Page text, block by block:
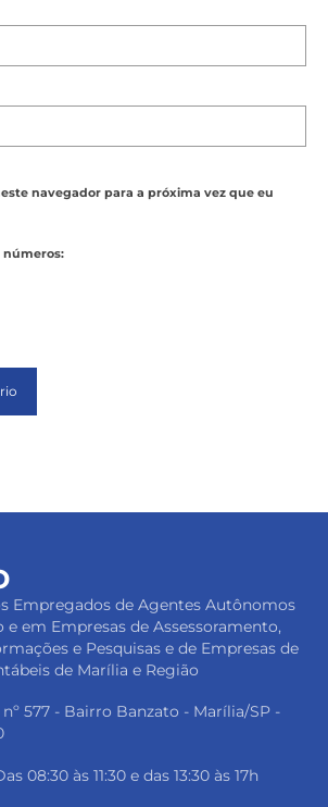
navegador para a próxima vez que eu
números:
Empregados de Agentes Autônomos
e em Empresas de Assessoramento,
e Pesquisas e de Empresas de
de Marília e Região
nº 577 - Bairro Banzato - Marília/SP -
08:30 às 11:30 e das 13:30 às 17h